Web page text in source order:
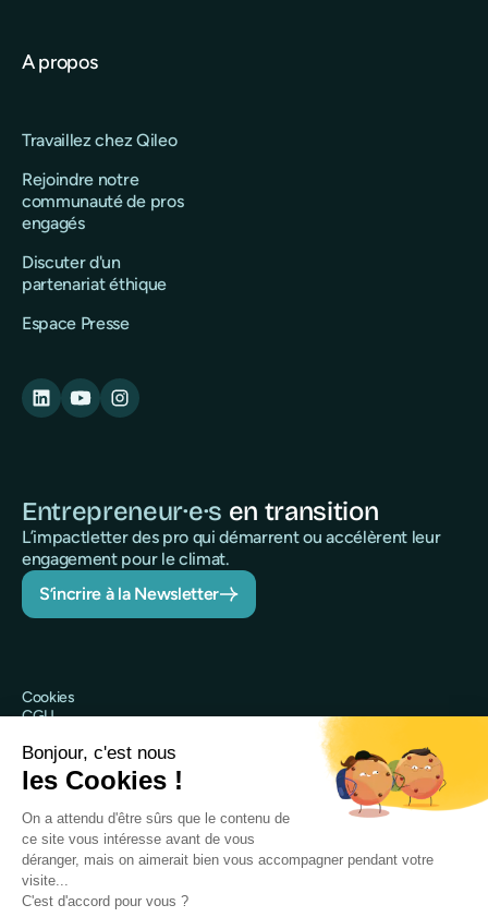
A propos
Travaillez chez Qileo
Rejoindre notre
communauté de pros
engagés
Discuter d'un
partenariat éthique
Espace Presse
Entrepreneur·e·s en transition
L’impactletter des pro qui démarrent ou accélèrent leur
engagement pour le climat.
S’incrire à la Newsletter
@Qileo 2025
Site web réalisé par Digidop
Cookies
CGU
Sécurité
Mentions légales